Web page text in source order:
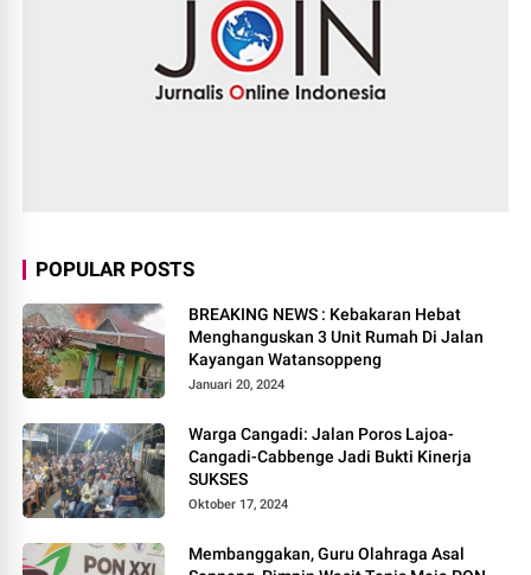
POPULAR POSTS
BREAKING NEWS : Kebakaran Hebat
Menghanguskan 3 Unit Rumah Di Jalan
Kayangan Watansoppeng
Januari 20, 2024
Warga Cangadi: Jalan Poros Lajoa-
Cangadi-Cabbenge Jadi Bukti Kinerja
SUKSES
Oktober 17, 2024
Membanggakan, Guru Olahraga Asal